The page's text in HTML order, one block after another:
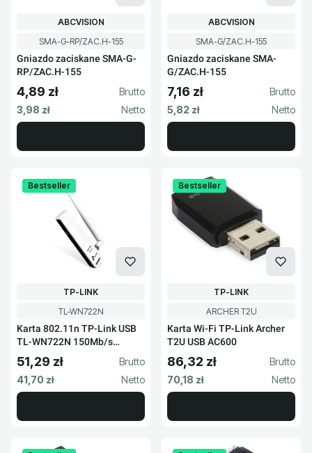
Kod produktu
SMA-G-RP/ZAC.H-155
Gniazdo zaciskane SMA-G-
RP/ZAC.H-155
PRODUCENT
ABCVISION
Cena brutto
4,89 zł
Cena netto
3,98 zł
Kod produktu
SMA-G/ZAC.H-155
Gniazdo zaciskane SMA-
G/ZAC.H-155
PRODUCENT
ABCVISION
Cena brutto
7,16 zł
Cena netto
5,82 zł
Bestseller
Kod produktu
TL-WN722N
Karta 802.11n TP-Link USB
TL-WN722N 150Mb/s
2.4GHz
PRODUCENT
TP-LINK
Cena brutto
51,29 zł
Cena netto
41,70 zł
Bestseller
Kod produktu
ARCHER T2U
Karta Wi-Fi TP-Link Archer
T2U USB AC600
PRODUCENT
TP-LINK
Cena brutto
86,32 zł
Cena netto
70,18 zł